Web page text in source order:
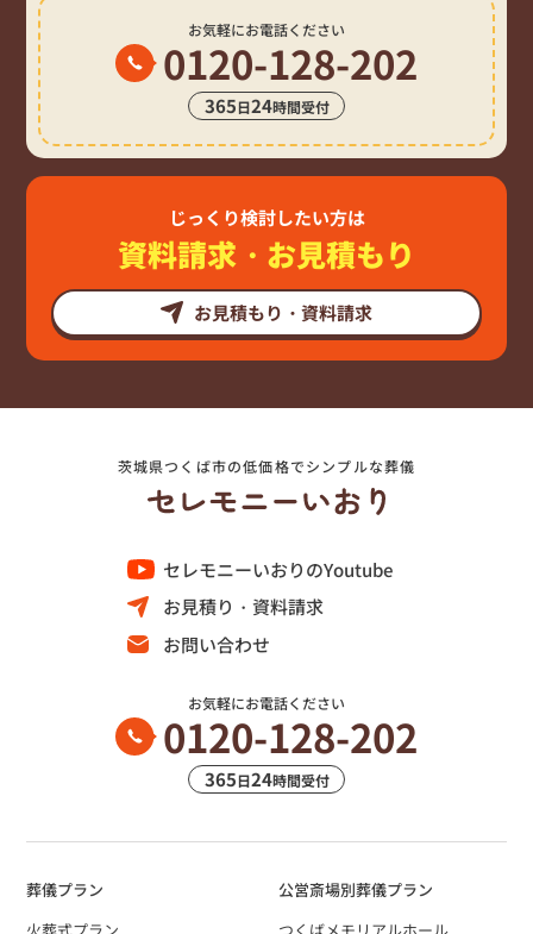
お気軽にお電話ください
0120-128-202
365日24時間受付
じっくり検討したい方は
資料請求・お見積もり
お見積もり・資料請求
茨城県つくば市の低価格でシンプルな葬儀
セレモニーいおりのYoutube
お見積り・資料請求
お問い合わせ
お気軽にお電話ください
0120-128-202
365日24時間受付
葬儀プラン
公営斎場別葬儀プラン